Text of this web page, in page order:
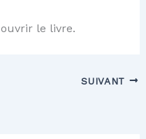
le livre.
SUIVANT